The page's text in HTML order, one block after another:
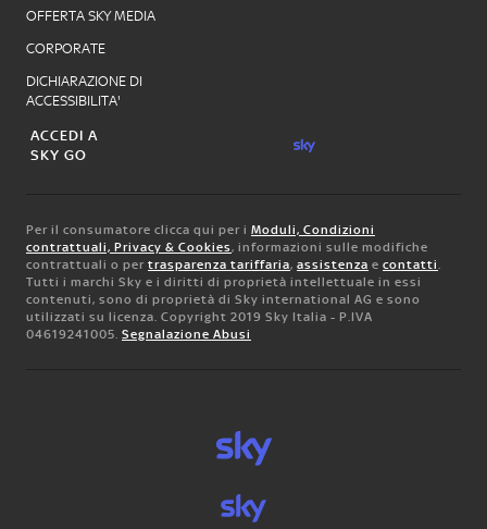
OFFERTA SKY MEDIA
CORPORATE
DICHIARAZIONE DI
ACCESSIBILITA'
ACCEDI A
SKY GO
Per il consumatore clicca qui per i Moduli, Condizioni
contrattuali, Privacy & Cookies, informazioni sulle modifiche
contrattuali o per trasparenza tariffaria, assistenza e contatti.
Tutti i marchi Sky e i diritti di proprietà intellettuale in essi
contenuti, sono di proprietà di Sky international AG e sono
utilizzati su licenza. Copyright 2019 Sky Italia - P.IVA
04619241005. Segnalazione Abusi